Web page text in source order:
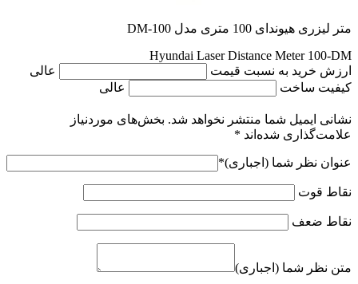
متر لیزری هیوندای 100 متری مدل DM-100
Hyundai Laser Distance Meter 100-DM
ارزش خرید به نسبت قیمت
عالی
کیفیت ساخت
عالی
نشانی ایمیل شما منتشر نخواهد شد. بخش‌های موردنیاز
علامت‌گذاری شده‌اند *
عنوان نظر شما (اجباری)*
نقاط قوت
نقاط ضعف
متن نظر شما (اجباری)